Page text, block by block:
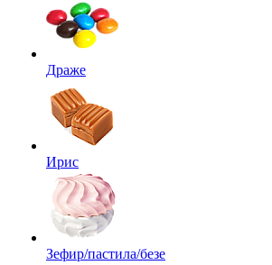
Драже
Ирис
Зефир/пастила/безе